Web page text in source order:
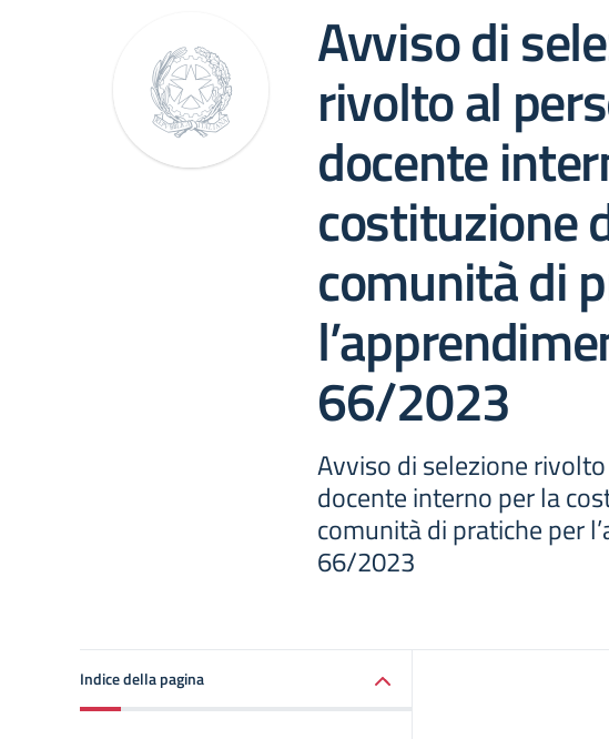
Avviso di
rivolto al
docente
costituzione
comunità di
66/2023
Avviso di selezione
docente interno per la
comunità di pratiche per
66/2023
Indice della pagina